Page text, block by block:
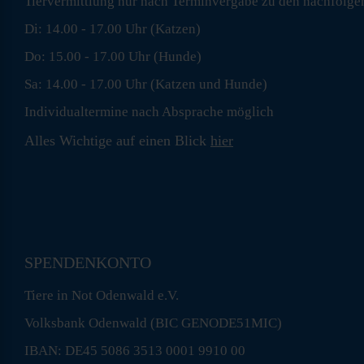
Di: 14.00 - 17.00 Uhr (Katzen)
Do: 15.00 - 17.00 Uhr (Hunde)
Sa: 14.00 - 17.00 Uhr (Katzen und Hunde)
Individualtermine nach Absprache möglich
Alles Wichtige auf einen Blick hier
SPENDENKONTO
Tiere in Not Odenwald e.V.
Volksbank Odenwald (BIC GENODE51MIC)
IBAN: DE45 5086 3513 0001 9910 00